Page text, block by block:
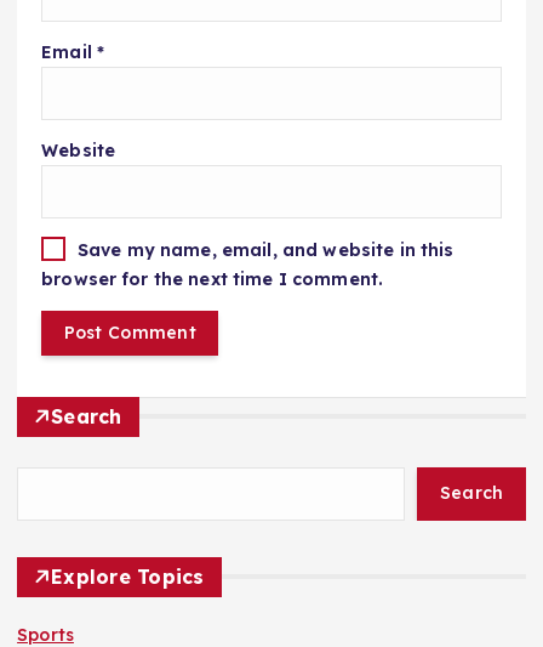
Email *
Website
Save my name, email, and website in this
browser for the next time I comment.
Search
Search
Explore Topics
Sports